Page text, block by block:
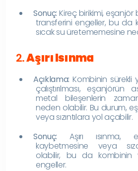
Sonuç: Kireç birikimi, eşanjör
transferini engeller, bu da
sıcak su üretememesine
2.Aşırı Isınma
Açıklama: Kombinin sürekli
çalıştırılması, eşanjörün
metal bileşenlerin
neden olabilir. Bu durum,
veya sızıntılara yol açabilir.
Sonuç: Aşırı ısınma,
kaybetmesine veya
olabilir, bu da kombinin
engeller.